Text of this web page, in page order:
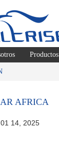
Productos
AFRICA
01 14, 2025